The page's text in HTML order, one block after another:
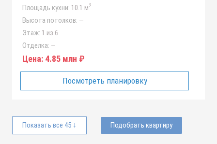
Площадь кухни: 10.1 м2
Высота потолков: —
Этаж: 1 из 6
Отделка: —
Цена: 4.85 млн ₽
Посмотреть планировку
Показать все 45 ↓ Подобрать квартиру